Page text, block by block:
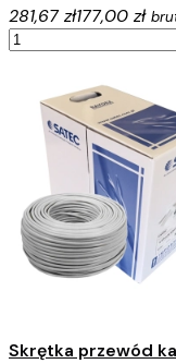
281,67 zł177,00 zł
Skrętka przewód